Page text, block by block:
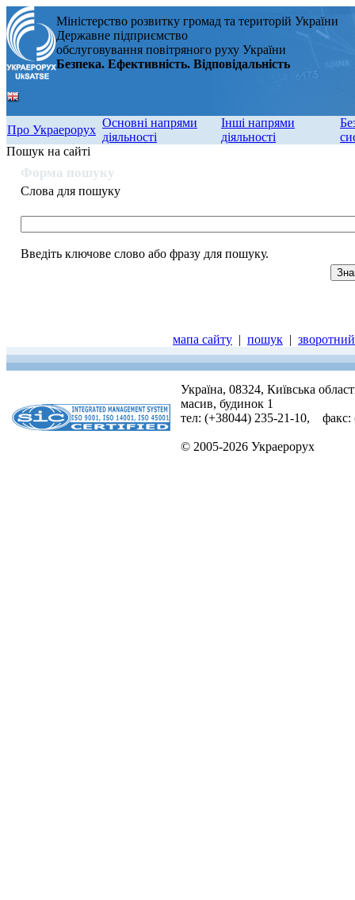
Міністерство розвитку громад та територій України
Державне підприємство
обслуговування повітряного руху України
Безпека. Ефективність. Відповідальність
Про Украерорух
Основні напрями
діяльності
Інші напрями
діяльності
Пошук на сайті
Форма пошуку
Слова для пошуку
Введіть ключове слово або фразу для пошуку.
мапа сайту | пошук |
Україна, 08324, Київська
масив, будинок 1
тел: (+38044) 235-21-10, факс:
© 2005-2026 Украерорух